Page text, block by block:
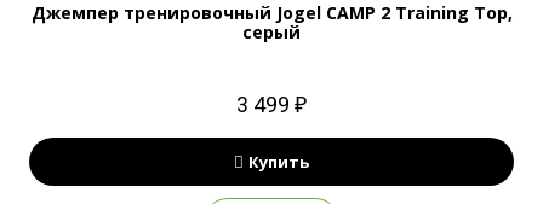
Джемпер тренировочный Jogel CAMP 2 Training Top,
серый
3 499 ₽
Купить